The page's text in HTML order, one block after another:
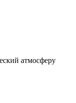
атмосферу